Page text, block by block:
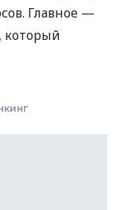
Главное —
который